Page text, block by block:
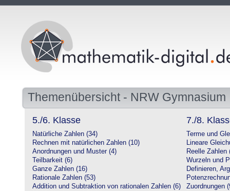
Themenübersicht - NRW Gymnasium
5./6. Klasse
Natürliche Zahlen (34)
Rechnen mit natürlichen Zahlen (10)
Anordnungen und Muster (4)
Teilbarkeit (6)
Ganze Zahlen (16)
Rationale Zahlen (53)
Addition und Subtraktion von rationalen Zahlen (6)
7./8.
Terme und
Lineare
Reelle Zahlen
Wurzeln und
Definieren,
Zuordnungen